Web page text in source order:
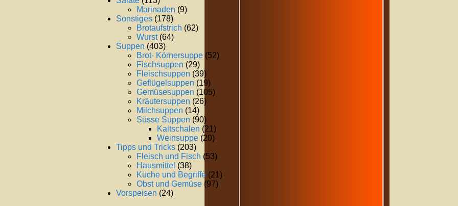
Marinaden (9)
Sonstiges (178)
Brotaufstrich (62)
Wurst(64)
Suppen (403)
Brot- Körnersuppe (52)
Fischsuppen (29)
Fleischsuppen (39)
Geflügelsuppen (19)
Gemüsesuppen (105)
Kräutersuppen (26)
Milchsuppen (14)
Süsse Suppen (90)
Kaltschalen (21)
Weinsuppe (20)
Tipps und Tricks (203)
Fleisch und Fisch (53)
Hausmittel (38)
Küche und Begriffe (21)
Obst und Gemüse (97)
Vorspeisen (24)